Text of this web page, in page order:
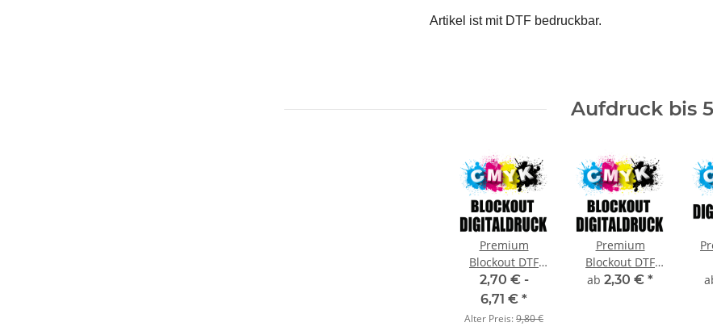
Artikel ist mit DTF bedruckbar.
Aufdruck bis
Premium
Blockout DTF
Digitaldruck
CMYK
2,70 € -
6,71 € *
Alter Preis:9,80 €
Premium
Blockout DTF
Logo
ab 2,30 € *